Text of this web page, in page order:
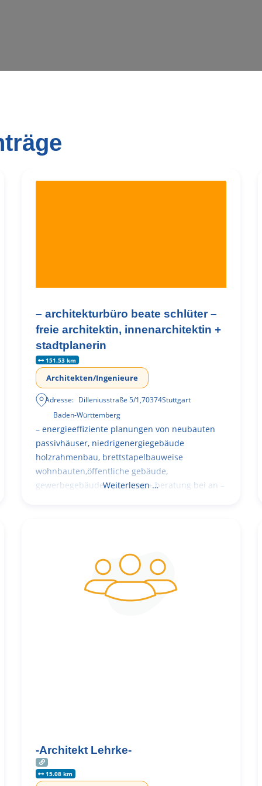
– architekturbüro beate schlüter –
freie architektin, innenarchitektin +
stadtplanerin
151.53 km
Architekten/Ingenieure
Adresse: Dilleniusstraße 5/1,70374Stuttgart
Baden-Württemberg
– energieeffiziente planungen von neubauten
passivhäuser, niedrigenergiegebäude
holzrahmenbau, brettstapelbauweise
wohnbauten,öffentliche gebäude,
gewerbegebäude – planung + beratung bei an –
Weiterlesen …
-Architekt Lehrke-
15.08 km